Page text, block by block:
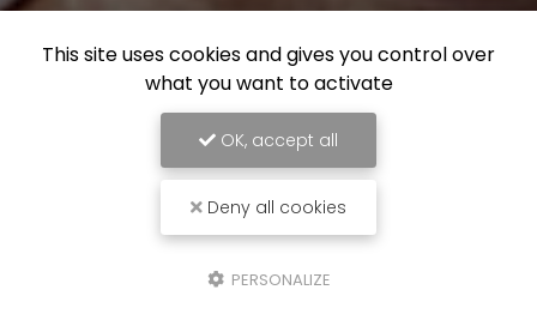
This site uses cookies and gives you control over
what you want to activate
OK, accept all
Deny all cookies
PERSONALIZE